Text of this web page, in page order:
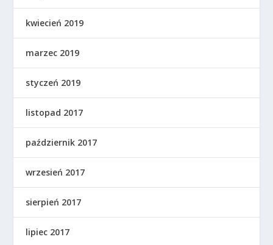
kwiecień 2019
marzec 2019
styczeń 2019
listopad 2017
październik 2017
wrzesień 2017
sierpień 2017
lipiec 2017